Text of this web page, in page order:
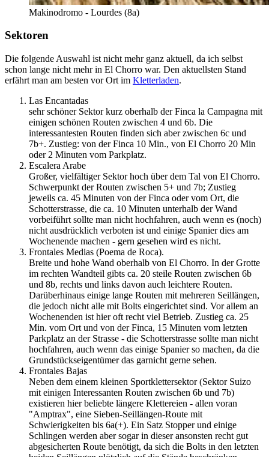
Makinodromo - Lourdes (8a)
Sektoren
Die folgende Auswahl ist nicht mehr ganz aktuell, da ich selbst
schon lange nicht mehr in El Chorro war. Den aktuellsten Stand
erfährt man am besten vor Ort im Kletterladen.
Las Encantadas
sehr schöner Sektor kurz oberhalb der Finca la Campagna mit
einigen schönen Routen zwischen 4 und 6b. Die
interessantesten Routen finden sich aber zwischen 6c und
7b+. Zustieg: von der Finca 10 Min., von El Chorro 20 Min
oder 2 Minuten vom Parkplatz.
Escalera Arabe
Großer, vielfältiger Sektor hoch über dem Tal von El Chorro.
Schwerpunkt der Routen zwischen 5+ und 7b; Zustieg
jeweils ca. 45 Minuten von der Finca oder vom Ort, die
Schotterstrasse, die ca. 10 Minuten unterhalb der Wand
vorbeiführt sollte man nicht hochfahren, auch wenn es (noch)
nicht ausdrücklich verboten ist und einige Spanier dies am
Wochenende machen - gern gesehen wird es nicht.
Frontales Medias (Poema de Roca).
Breite und hohe Wand oberhalb von El Chorro. In der Grotte
im rechten Wandteil gibts ca. 20 steile Routen zwischen 6b
und 8b, rechts und links davon auch leichtere Routen.
Darüberhinaus einige lange Routen mit mehreren Seillängen,
die jedoch nicht alle mit Bolts eingerichtet sind. Vor allem an
Wochenenden ist hier oft recht viel Betrieb. Zustieg ca. 25
Min. vom Ort und von der Finca, 15 Minuten vom letzten
Parkplatz an der Strasse - die Schotterstrasse sollte man nicht
hochfahren, auch wenn das einige Spanier so machen, da die
Grundstückseigentümer das garnicht gerne sehen.
Frontales Bajas
Neben dem einem kleinen Sportklettersektor (Sektor Suizo
mit einigen Interessanten Routen zwischen 6b und 7b)
existieren hier beliebte längere Klettereien - allen voran
"Amptrax", eine Sieben-Seillängen-Route mit
Schwierigkeiten bis 6a(+). Ein Satz Stopper und einige
Schlingen werden aber sogar in dieser ansonsten recht gut
abgesicherten Route benötigt, da sich die Bolts in den letzten